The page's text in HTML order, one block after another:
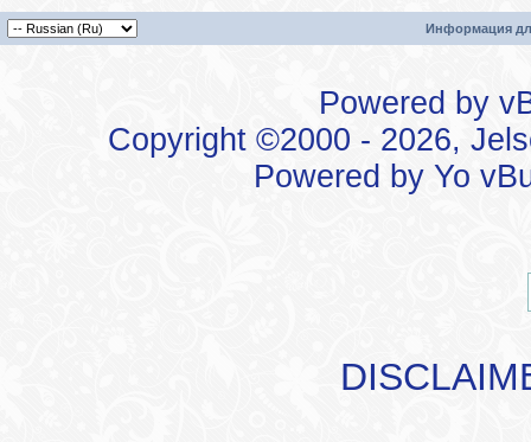
Информация
Powered by
Copyright ©2000 - 2026,
Powered by Yo